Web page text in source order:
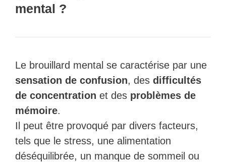
mental ?
Le brouillard mental se caractérise par une
sensation de confusion, des difficultés
de concentration et des problèmes de
mémoire.
Il peut être provoqué par divers facteurs,
tels que le stress, une alimentation
déséquilibrée, un manque de sommeil ou